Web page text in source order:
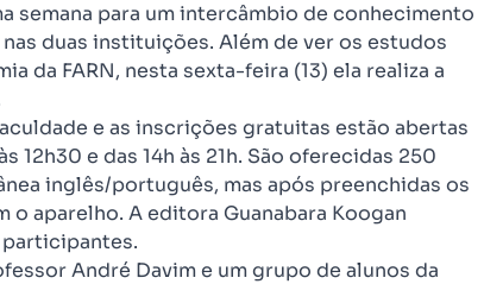
semana para um intercâmbio de conhecimento
duas instituições. Além de ver os estudos
da FARN, nesta sexta-feira (13) ela realiza a
e as inscrições gratuitas estão abertas
e das 14h às 21h. São oferecidas 250
inglês/português, mas após preenchidas os
aparelho. A editora Guanabara Koogan
André Davim e um grupo de alunos da